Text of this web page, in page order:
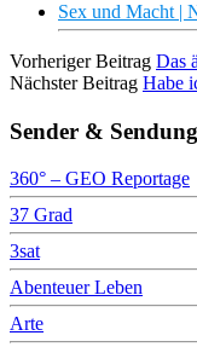
Sex und Macht |
Vorheriger Beitrag Das
Nächster Beitrag Habe
Sender &
360° – GEO Reportage
37 Grad
3sat
Abenteuer Leben
Arte